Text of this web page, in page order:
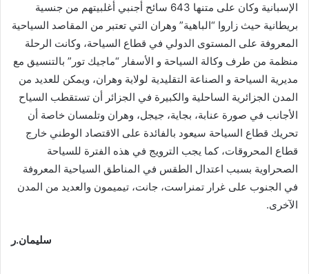
الإسبانية وكان على متنها 643 سائح أجنبي أغلبيتهم من جنسية
بريطانية حيث زاروا “الباهية” وهران التي تعتبر من المقاصد السياحية
المعروفة على المستوى الدولي في قطاع السياحة، وكانت الرحلة
منظمة من طرف وكالة السياحة و الأسفار “ماجيك تور” بالتنسيق مع
مديرية السياحة و الصناعة التقليدية لولاية وهران، ويمكن للعديد من
المدن الجزائرية الساحلية والكبيرة في الجزائر أن تستقطب السياح
الأجانب في صورة عنابة، بجاية، جيجل، وهران وتلمسان خاصة أن
تحريك قطاع السياحة سيعود بالفائدة على الاقتصاد الوطني خارج
قطاع المحروقات، كما يجب الترويج في هذه الفترة للسياحة
الصحراوية بسبب اعتدال الطقس في المناطق السياحية المعروفة
في الجنوب على غرار تمنراست، جانت، تيميمون والعديد من المدن
الآخرى.
سليمان.ر